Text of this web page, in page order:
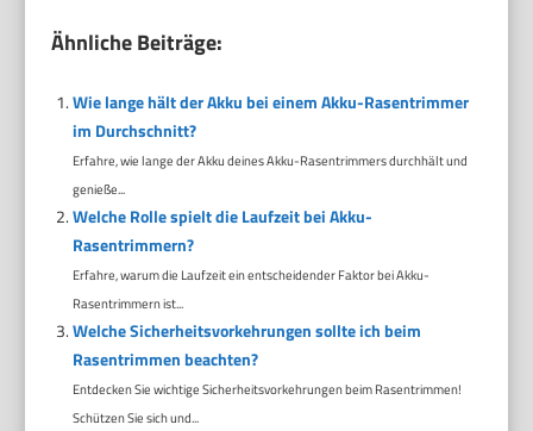
Ähnliche Beiträge:
Wie lange hält der Akku bei einem Akku-Rasentrimmer
im Durchschnitt?
Erfahre, wie lange der Akku deines Akku-Rasentrimmers durchhält und
genieße...
Welche Rolle spielt die Laufzeit bei Akku-
Rasentrimmern?
Erfahre, warum die Laufzeit ein entscheidender Faktor bei Akku-
Rasentrimmern ist...
Welche Sicherheitsvorkehrungen sollte ich beim
Rasentrimmen beachten?
Entdecken Sie wichtige Sicherheitsvorkehrungen beim Rasentrimmen!
Schützen Sie sich und...